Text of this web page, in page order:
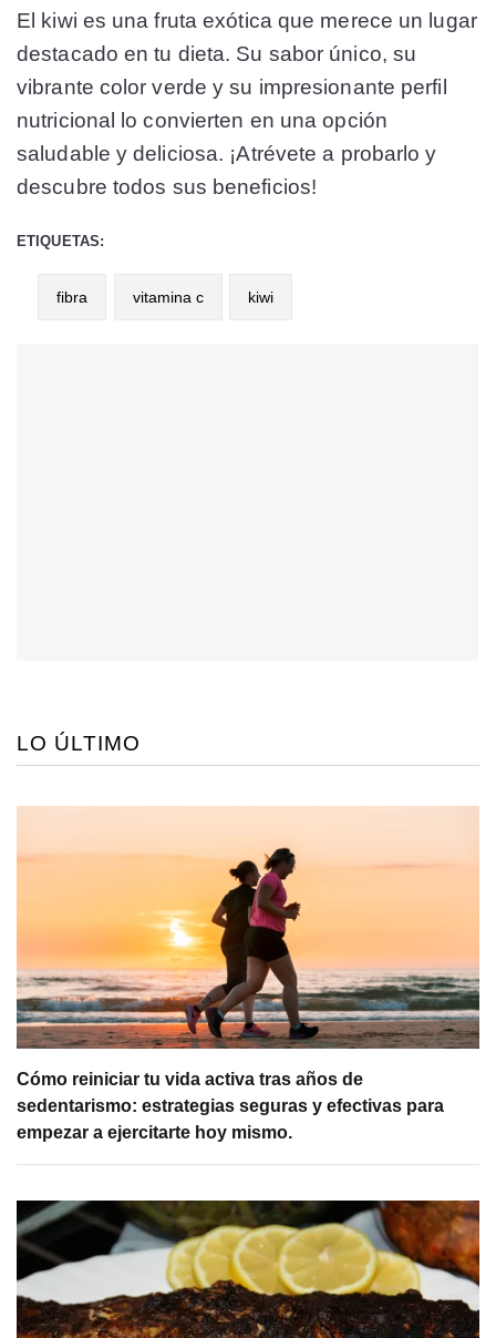
El kiwi es una fruta exótica que merece un lugar
destacado en tu dieta. Su sabor único, su
vibrante color verde y su impresionante perfil
nutricional lo convierten en una opción
saludable y deliciosa. ¡Atrévete a probarlo y
descubre todos sus beneficios!
ETIQUETAS:
fibra vitamina c kiwi
LO ÚLTIMO
Cómo reiniciar tu vida activa tras años de
sedentarismo: estrategias seguras y efectivas para
empezar a ejercitarte hoy mismo.